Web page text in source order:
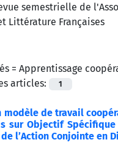
= Apprentissage
articles:
1
modèle de travail
sur Objectif
l’Action Conjointe en